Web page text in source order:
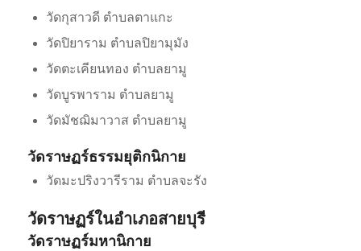
วัดกุสาวดี ตำบลตาแกะ
วัดปิยาราม ตำบลปิยามุมัง
วัดตะเคียนทอง ตำบลยามู
วัดบูรพาราม ตำบลยามู
วัดมัชฌิมาวาส ตำบลยามู
วัดราษฏร์ธรรมยุติกนิกาย
วัดมะปริงวารีราม ตำบลจะรัง
วัดราษฏร์ในอำเภอสายบุรี
วัดราษฏร์มหานิกาย